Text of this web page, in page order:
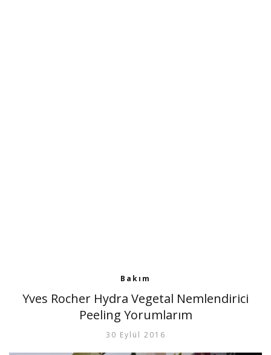
Bakım
Yves Rocher Hydra Vegetal Nemlendirici
Peeling Yorumlarım
30 Eylül 2016